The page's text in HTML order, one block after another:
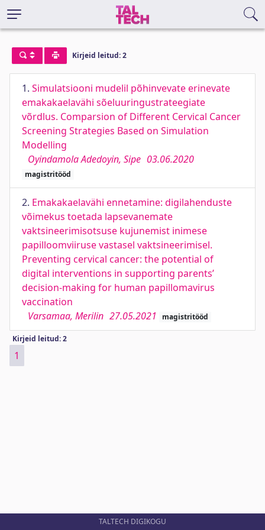
Kirjeid leitud: 2
1. Simulatsiooni mudelil põhinvevate erinevate
emakakaelavähi sõeluuringustrateegiate
võrdlus. Comparsion of Different Cervical Cancer
Screening Strategies Based on Simulation
Modelling
Oyindamola Adedoyin, Sipe 03.06.2020
magistritööd
2. Emakakaelavähi ennetamine: digilahenduste
võimekus toetada lapsevanemate
vaktsineerimisotsuse kujunemist inimese
papilloomviiruse vastasel vaktsineerimisel.
Preventing cervical cancer: the potential of
digital interventions in supporting parents’
decision-making for human papillomavirus
vaccination
Varsamaa, Merilin 27.05.2021 magistritööd
Kirjeid leitud: 2
1
TALTECH DIGIKOGU